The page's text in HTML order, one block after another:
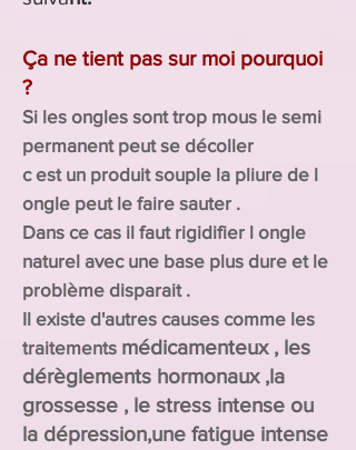
Ça ne tient pas sur moi pourquoi
?
Si les ongles sont trop mous le semi
permanent peut se décoller
c est un produit souple la pliure de l
ongle peut le faire sauter .
Dans ce cas il faut rigidifier l ongle
naturel avec une base plus dure et le
problème disparait .
Il existe d'autres causes comme les
traitements médicamenteux , les
dérèglements hormonaux ,la
grossesse , le stress intense ou
la dépression,une fatigue intense